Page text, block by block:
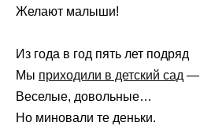
Желают малыши!
Из года в год пять лет подряд
Мы приходили в детский сад —
Веселые, довольные…
Но миновали те деньки.